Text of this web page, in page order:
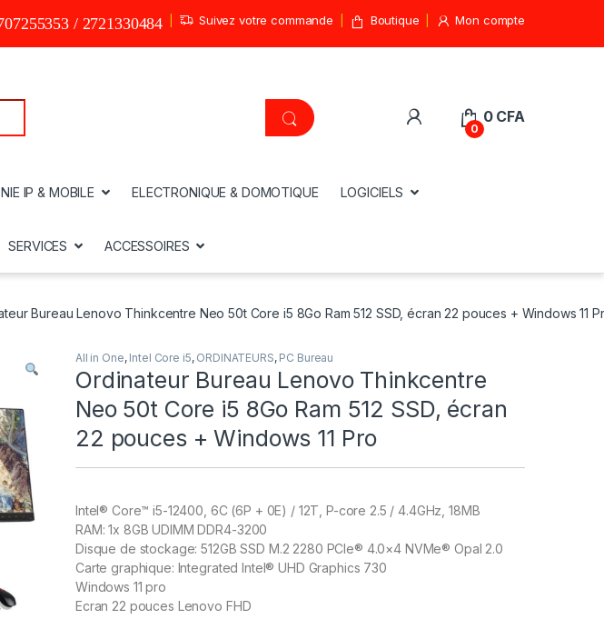
/ 2721330484 Suivez votre commande Boutique Mon compte
0
0 CFA
IP & MOBILE ELECTRONIQUE & DOMOTIQUE LOGICIELS
SERVICES ACCESSOIRES
Bureau Lenovo Thinkcentre Neo 50t Core i5 8Go Ram 512 SSD, écran 22 pouces + Windows 11
All in One, Intel Core i5, ORDINATEURS, PC Bureau
Ordinateur Bureau Lenovo Thinkcentre
Neo 50t Core i5 8Go Ram 512 SSD, écran
22 pouces + Windows 11 Pro
Intel® Core™ i5-12400, 6C (6P + 0E) / 12T, P-core 2.5 / 4.4GHz, 18MB
RAM: 1x 8GB UDIMM DDR4-3200
Disque de stockage: 512GB SSD M.2 2280 PCIe® 4.0×4 NVMe® Opal 2.0
Carte graphique: Integrated Intel® UHD Graphics 730
Windows 11 pro
Ecran 22 pouces Lenovo FHD